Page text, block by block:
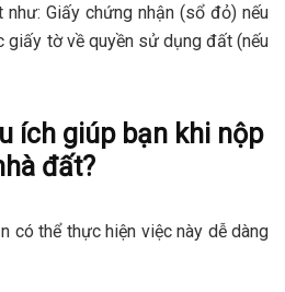
Giấy chứng nhận (sổ đỏ) nếu
tờ về quyền sử dụng đất (nếu
ích giúp bạn khi nộp
đất?
có thể thực hiện việc này dễ dàng